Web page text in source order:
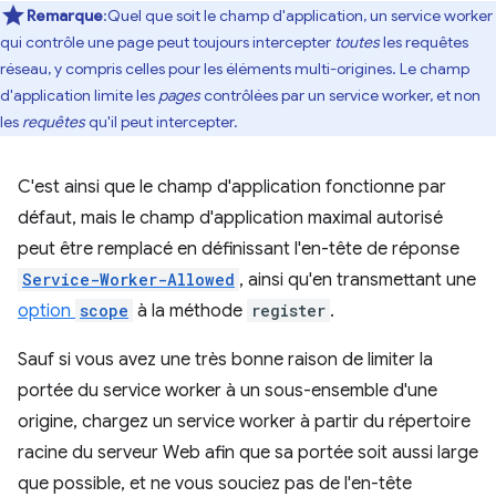
Remarque:Quel que soit le champ d'application, un service worker
qui contrôle une page peut toujours intercepter toutesles requêtes
réseau, y compris celles pour les éléments multi-origines. Le champ
d'application limite les pagescontrôlées par un service worker, et non
les requêtesqu'il peut intercepter.
C'est ainsi que le champ d'application fonctionne par
défaut, mais le champ d'application maximal autorisé
peut être remplacé en définissant l'en-tête de réponse
Service-Worker-Allowed , ainsi qu'en transmettant une
option scope à la méthode register .
Sauf si vous avez une très bonne raison de limiter la
portée du service worker à un sous-ensemble d'une
origine, chargez un service worker à partir du répertoire
racine du serveur Web afin que sa portée soit aussi large
que possible, et ne vous souciez pas de l'en-tête